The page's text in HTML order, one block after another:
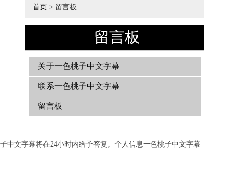
首页 > 留言板
留言板
关于一色桃子中文字幕
联系一色桃子中文字幕
留言板
中文字幕将在24小时内给予答复。个人信息一色桃子中文字幕